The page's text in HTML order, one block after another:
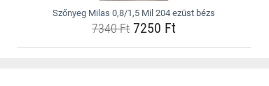
Szőnyeg Milas 0,8/1,5 Mil 204 ezüst bézs
7340 Ft7250 Ft